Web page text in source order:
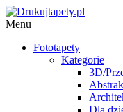
Menu
Fototapety
Kategorie
3D/
Dla